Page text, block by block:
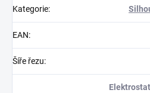
Kategorie:
EAN:
Šíře řezu: